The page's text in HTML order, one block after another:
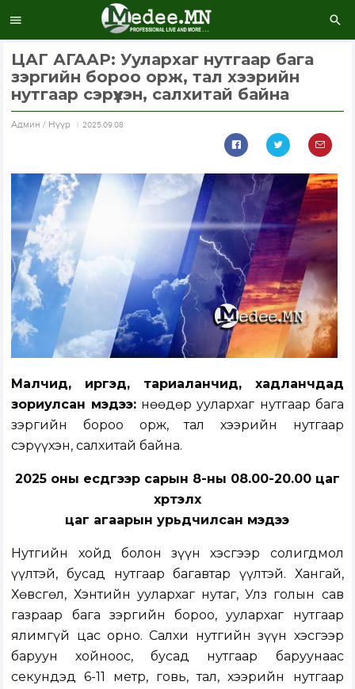
ЦАГ АГААР: Уулархаг нутгаар бага
зэргийн бороо орж, тал хээрийн
нутгаар сэрүүхэн, салхитай байна
Aдмин / Нүүр 2025.09.08
Малчид, иргэд, тариаланчид, хадланчдад
зориулсан мэдээ: Өнөөдөр уулархаг нутгаар бага
зэргийн бороо орж, тал хээрийн нутгаар
сэрүүхэн, салхитай байна.
2025 оны есдүгээр сарын 8-ны 08.00-20.00 цаг
хүртэлх
цаг агаарын урьдчилсан мэдээ
Нутгийн хойд болон зүүн хэсгээр солигдмол
үүлтэй, бусад нутгаар багавтар үүлтэй. Хангай,
Хөвсгөл, Хэнтийн уулархаг нутаг, Улз голын сав
газраар бага зэргийн бороо, уулархаг нутгаар
ялимгүй цас орно. Салхи нутгийн зүүн хэсгээр
баруун хойноос, бусад нутгаар баруунаас
секундэд 6-11 метр, говь, тал, хээрийн нутгаар